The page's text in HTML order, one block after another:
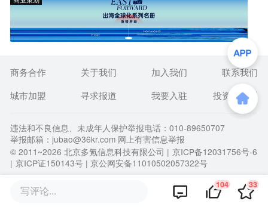
写评论... 104 33
商务合作 关于我们 加入我们
联系我们
城市加盟
寻求报道 我要入驻 投资者关系
违法和不良信息、未成年人保护举报电话：010-89650707
举报邮箱：jubao@36kr.com 网上有害信息举报
© 2011~2026 北京多氪信息科技有限公司 | 京ICP备12031756号-6
| 京ICP证150143号 | 京公网安备11010502057322号